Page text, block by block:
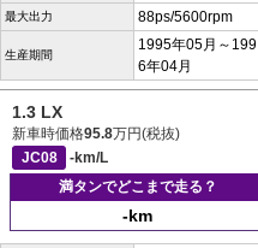
最大出力 88ps/5600rpm
生産期間
1995年05月～199
6年04月
1.3 LX
新車時価格95.8万円(税抜)
JC08
-km/L
満タンでどこまで走る？
-km